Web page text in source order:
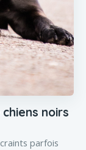
noirs
parfois